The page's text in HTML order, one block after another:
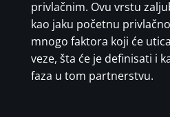
privlačnim. Ovu vrstu
kao jaku početnu
mnogo faktora koji će
veze, šta će je definisati i
faza u tom partnerstvu.